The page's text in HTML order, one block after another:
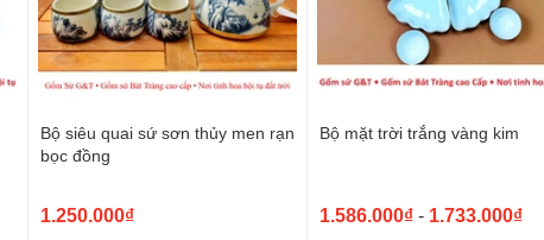
Bộ siêu quai sứ sơn thủy men rạn
bọc đồng
1.250.000₫
Bộ mặt trời trắng vàng kim
1.586.000₫ - 1.733.000₫